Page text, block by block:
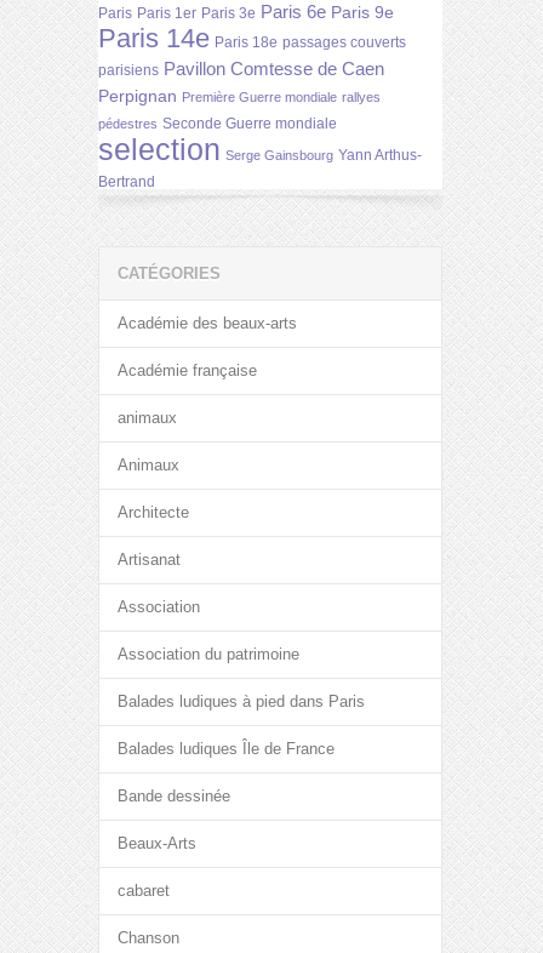
Paris Paris 1er Paris 3e Paris 6e Paris 9e
Paris 14e Paris 18e passages couverts
parisiens Pavillon Comtesse de Caen
Perpignan Première Guerre mondiale rallyes
pédestres Seconde Guerre mondiale
selection Serge Gainsbourg Yann Arthus-
Bertrand
CATÉGORIES
Académie des beaux-arts
Académie française
animaux
Animaux
Architecte
Artisanat
Association
Association du patrimoine
Balades ludiques à pied dans Paris
Balades ludiques Île de France
Bande dessinée
Beaux-Arts
cabaret
Chanson